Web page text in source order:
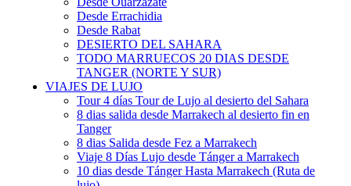
Desde Errachidia
Desde Rabat
DESIERTO DEL SAHARA
TODO MARRUECOS 20 DIAS DESDE
TANGER (NORTE Y SUR)
VIAJES DE LUJO
Tour 4 días Tour de Lujo al desierto del Sahara
8 dias salida desde Marrakech al desierto fin en
Tanger
8 dias Salida desde Fez a Marrakech
Viaje 8 Días Lujo desde Tánger a Marrakech
10 dias desde Tánger Hasta Marrakech (Ruta de